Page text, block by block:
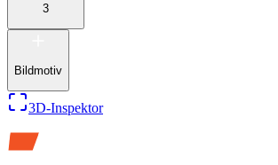
3
Bildmotiv
3D-Inspektor